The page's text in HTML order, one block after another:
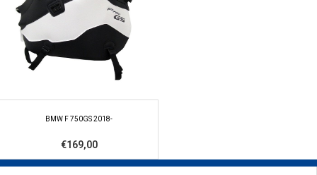
BMW F 750GS 2018-
€169,00